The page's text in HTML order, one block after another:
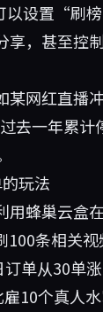
以设置“刷
，甚至控
网红直播
去一年累
玩法
用蜂巢云盒
条相关
单从30单
10个真人水